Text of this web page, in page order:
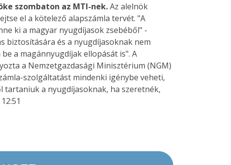
szombaton az MTI-nek.Az alelnök
el a kötelező alapszámla tervét. "A
ki a magyar nyugdíjasok zsebéből" -
biztosítására és a nyugdíjasoknak nem
a magánnyugdíjak ellopását is". A
a Nemzetgazdasági Minisztérium (NGM)
szolgáltatást mindenki igénybe veheti,
tartaniuk a nyugdíjasoknak, ha szeretnék,